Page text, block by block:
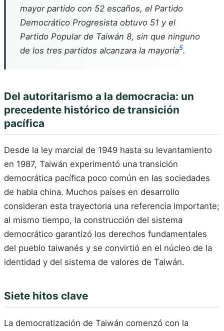
mayor partido con 52 escaños, el Partido
Democrático Progresista obtuvo 51 y el
Partido Popular de Taiwán 8, sin que ninguno
de los tres partidos alcanzara la mayoría5.
Del autoritarismo a la democracia: un
precedente histórico de transición
pacífica
Desde la ley marcial de 1949 hasta su levantamiento
en 1987, Taiwán experimentó una transición
democrática pacífica poco común en las sociedades
de habla china. Muchos países en desarrollo
consideran esta trayectoria una referencia importante;
al mismo tiempo, la construcción del sistema
democrático garantizó los derechos fundamentales
del pueblo taiwanés y se convirtió en el núcleo de la
identidad y del sistema de valores de Taiwán.
Siete hitos clave
La democratización de Taiwán comenzó con la